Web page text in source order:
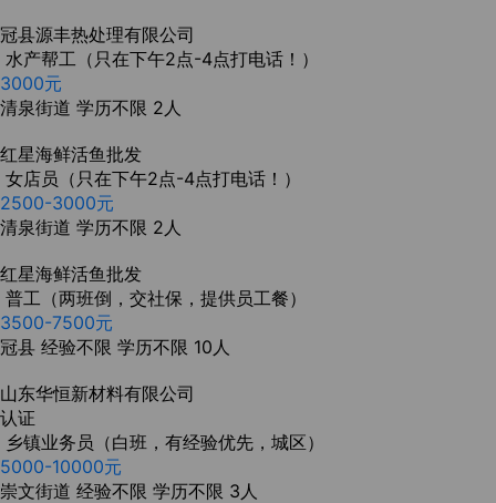
冠县源丰热处理有限公司
水产帮工（只在下午2点-4点打电话！）
3000元
清泉街道 学历不限 2人
红星海鲜活鱼批发
女店员（只在下午2点-4点打电话！）
2500-3000元
清泉街道 学历不限 2人
红星海鲜活鱼批发
普工（两班倒，交社保，提供员工餐）
3500-7500元
冠县 经验不限 学历不限 10人
山东华恒新材料有限公司
认证
乡镇业务员（白班，有经验优先，城区）
5000-10000元
崇文街道 经验不限 学历不限 3人